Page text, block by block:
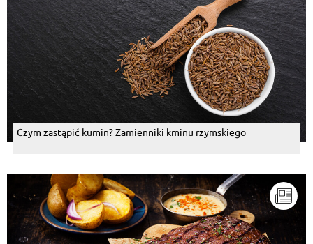
Czym zastąpić kumin? Zamienniki kminu rzymskiego